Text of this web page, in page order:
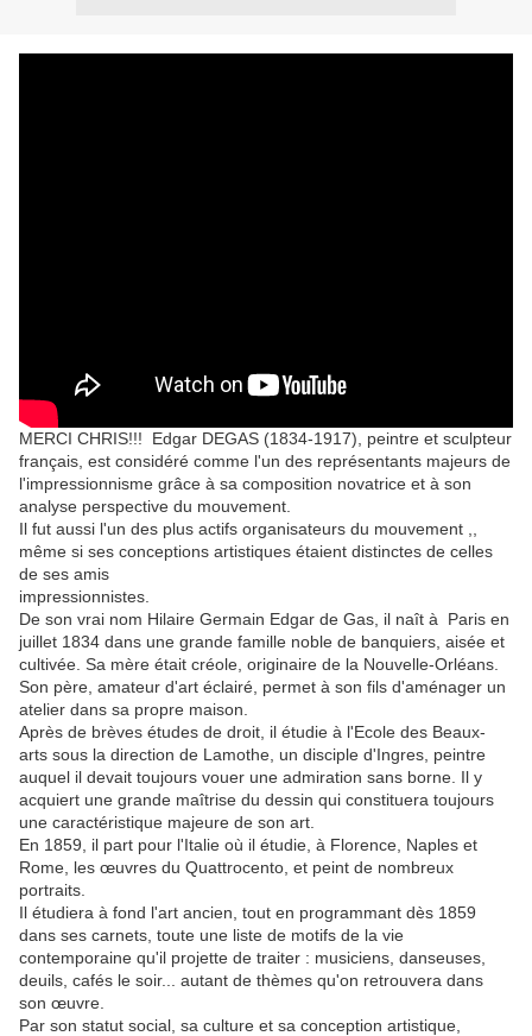
MERCI CHRIS!!! Edgar DEGAS (1834-1917), peintre et sculpteur
français, est considéré comme l'un des représentants majeurs de
l'impressionnisme grâce à sa composition novatrice et à son
analyse perspective du mouvement.
Il fut aussi l'un des plus actifs organisateurs du mouvement ,,
même si ses conceptions artistiques étaient distinctes de celles
de ses amis
impressionnistes.
De son vrai nom Hilaire Germain Edgar de Gas, il naît à Paris en
juillet 1834 dans une grande famille noble de banquiers, aisée et
cultivée. Sa mère était créole, originaire de la Nouvelle-Orléans.
Son père, amateur d'art éclairé, permet à son fils d'aménager un
atelier dans sa propre maison.
Après de brèves études de droit, il étudie à l'Ecole des Beaux-
arts sous la direction de Lamothe, un disciple d'Ingres, peintre
auquel il devait toujours vouer une admiration sans borne. Il y
acquiert une grande maîtrise du dessin qui constituera toujours
une caractéristique majeure de son art.
En 1859, il part pour l'Italie où il étudie, à Florence, Naples et
Rome, les œuvres du Quattrocento, et peint de nombreux
portraits.
Il étudiera à fond l'art ancien, tout en programmant dès 1859
dans ses carnets, toute une liste de motifs de la vie
contemporaine qu'il projette de traiter : musiciens, danseuses,
deuils, cafés le soir... autant de thèmes qu'on retrouvera dans
son œuvre.
Par son statut social, sa culture et sa conception artistique,